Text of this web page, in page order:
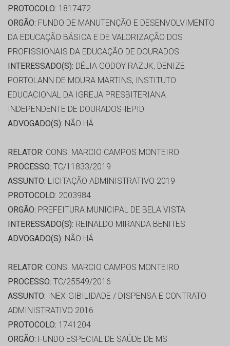
PROTOCOLO: 1817472
ORGÃO: FUNDO DE MANUTENÇÃO E DESENVOLVIMENTO
DA EDUCAÇÃO BÁSICA E DE VALORIZAÇÃO DOS
PROFISSIONAIS DA EDUCAÇÃO DE DOURADOS
INTERESSADO(S): DÉLIA GODOY RAZUK, DENIZE
PORTOLANN DE MOURA MARTINS, INSTITUTO
EDUCACIONAL DA IGREJA PRESBITERIANA
INDEPENDENTE DE DOURADOS-IEPID
ADVOGADO(S): NÃO HÁ
RELATOR: CONS. MARCIO CAMPOS MONTEIRO
PROCESSO: TC/11833/2019
ASSUNTO: LICITAÇÃO ADMINISTRATIVO 2019
PROTOCOLO: 2003984
ORGÃO: PREFEITURA MUNICIPAL DE BELA VISTA
INTERESSADO(S): REINALDO MIRANDA BENITES
ADVOGADO(S): NÃO HÁ
RELATOR: CONS. MARCIO CAMPOS MONTEIRO
PROCESSO: TC/25549/2016
ASSUNTO: INEXIGIBILIDADE / DISPENSA E CONTRATO
ADMINISTRATIVO 2016
PROTOCOLO: 1741204
ORGÃO: FUNDO ESPECIAL DE SAÚDE DE MS